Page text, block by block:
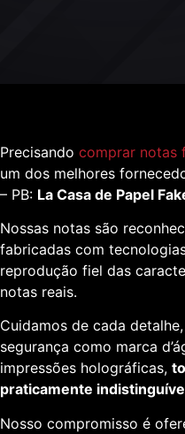
Precisando comprar notas
um dos melhores
– PB: La Casa de Papel
Nossas notas são
fabricadas com
reprodução fiel das
notas reais.
Cuidamos de cada
segurança como marca
impressões holográficas,
praticamente
Nosso compromisso é